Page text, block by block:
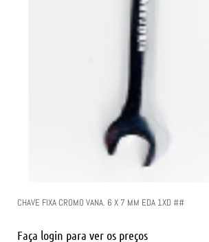
CHAVE FIXA CROMO VANA. 6 X 7 MM EDA 1XD ##
Faça login para ver os preços